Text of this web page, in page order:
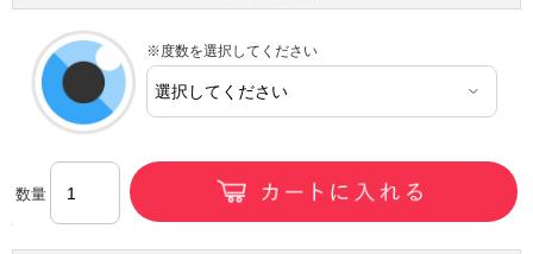
※度数を選択してください
数量